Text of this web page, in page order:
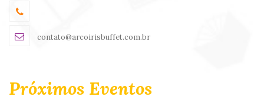
contato@arcoirisbuffet.com.br
Próximos Eventos